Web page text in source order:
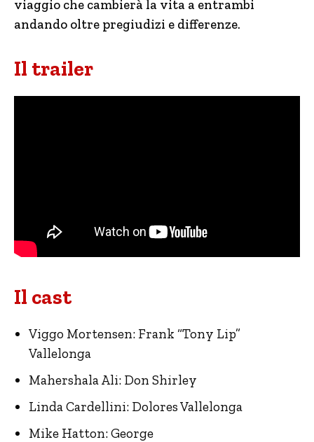
viaggio che cambierà la vita a entrambi
andando oltre pregiudizi e differenze.
Il trailer
Il cast
Viggo Mortensen: Frank “Tony Lip”
Vallelonga
Mahershala Ali: Don Shirley
Linda Cardellini: Dolores Vallelonga
Mike Hatton: George